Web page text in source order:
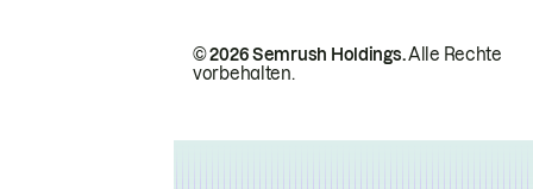
© 2026 Semrush Holdings.Alle Rechte
vorbehalten.